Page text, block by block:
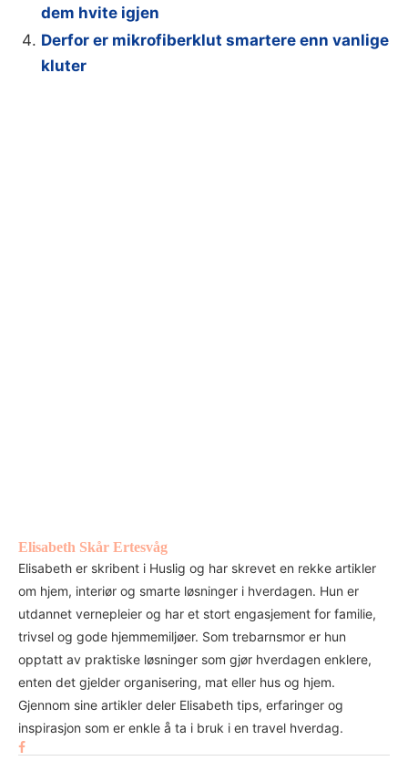
dem hvite igjen
Derfor er mikrofiberklut smartere enn vanlige
kluter
Elisabeth Skår Ertesvåg
Elisabeth er skribent i Huslig og har skrevet en rekke artikler
om hjem, interiør og smarte løsninger i hverdagen. Hun er
utdannet vernepleier og har et stort engasjement for familie,
trivsel og gode hjemmemiljøer. Som trebarnsmor er hun
opptatt av praktiske løsninger som gjør hverdagen enklere,
enten det gjelder organisering, mat eller hus og hjem.
Gjennom sine artikler deler Elisabeth tips, erfaringer og
inspirasjon som er enkle å ta i bruk i en travel hverdag.